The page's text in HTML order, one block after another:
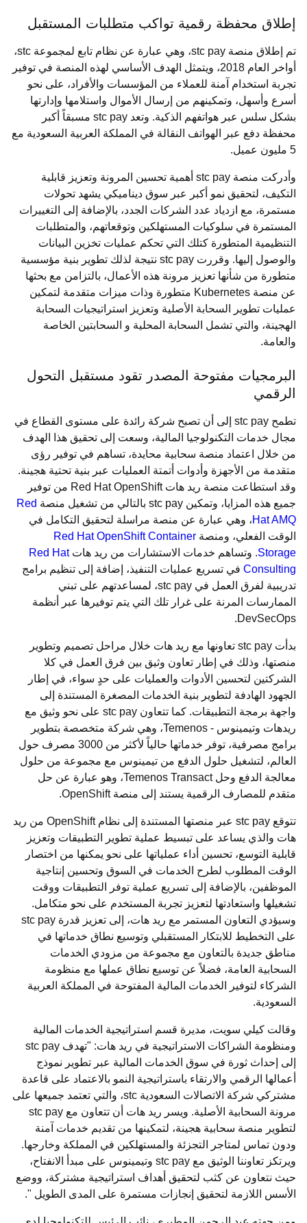
إطلاق محفظة رقمية تواكب متطلبات المستقبل
تم إطلاق منصة stc pay، وهي عبارة عن نظام تابع لمجموعة stc،
أواخر العام 2018، ويتمثل الهدف الأساسي لهذه المنصة في توفير
تجربة استخدام آمنة للعملاء من المؤسسات والأفراد، على نحو
أسرع وأسهل، وتمكينهم من إرسال الأموال واستلامها وإدارتها
بشكل سلس عبر هواتفهم الذكية. وتعد stc pay مسبقاً أكبر
محفظة دفع عبر الهواتف النقالة في المملكة العربية السعودية مع
5 مليون عميل.
وأدركت منصة stc pay أهمية تحسين المرونة وتعزيز قابلية
التكيف، لتحقيق نمو أكبر عبر سوق ديناميكي يشهد تحولات
مستمرة، مع ازدياد عدد الشركات الجدد، بالإضافة إلى التغييرات
المستمرة في سلوكيات المستهلكين وتوقعاتهم، والمتطلبات
التنظيمية المتطورة كتلك التي تحكم عمليات تخزين البيانات
والوصول إليها. وقررت stc pay نتيجة لذلك تطوير بنية مؤسسية
متطورة من شأنها تعزيز مرونة هذه الأعمال، بالتزامن مع بحثها
عن منصة Kubernetes متطورة وذات ميزات متقدمة لتمكين
عمليات تطوير السحابة الأصلية وتعزيز استراتيجيات السحابة
الهجينة، والتي تشمل السحابة المحلية و السحابتين الخاصة
والعامة.
البرمجيات مفتوحة المصدر تقود مستقبل التحول
الرقمي
تطمح stc pay إلى أن تصبح شركة رائدة على مستوى القطاع في
مجال خدمات التكنولوجيا المالية، وسعت إلى تحقيق هذا الهدف
من خلال اعتماد منصة سحابية محايدة، تساهم في توفير رؤى
متقدمة من الأجهزة وأدوات أتمتة العمليات عبر بنية تحتية هجينة.
وقد استطاعت منصة ريد هات Red Hat OpenShift من توفير
جميع هذه المزايا، وتمكين stc pay بالتالي من تشغيل منصة
Red
Hat AMQ، وهي عبارة عن منصة مراسلة لتحقيق التكامل في
الوقت الفعلي، ومنصةRed Hat OpenShift Container
Storage. وتساهم خدمات الاستشارات من ريد هاتRed Hat
Consulting في تسريع عمليات التنفيذ، إضافة إلى تنظيم برامج
تدريبية لفرق العمل في stc pay، لمساعدتهم على تبني
الممارسات المرنة على غرار تلك التي يتم توفيرها عبر أنظمة
DevSecOps.
بدأت stc pay تعاونها مع ريد هات خلال مراحل تصميم وتطوير
منصتها، وذلك في إطار تعاون وثيق بين فرق العمل في كلا
الشركتين لتحسين الأدوات والعمليات على حدٍ سواء، في إطار
الجهود الهادفة لتطوير بنية الخدمات المصغرة المستندة إلى
واجهة برمجة التطبيقات. كما تتعاون stc pay على نحو وثيق مع
ريدهات وتيمينوس - Temenos، وهي شركة متخصصة بتطوير
برامج مصرفية، توفر خدماتها حالياً لأكثر من 3000 مصرف حول
العالم، لتشغيل حلول الدفع من تيمينوس مع مجموعة من حلول
معالجة الدفع وحل Temenos Transact، وهو عبارة عن حل
متقدم للمصارف الرقمية يستند إلى منصة OpenShift.
تتوقع stc pay عبر منصتها المستندة إلى نظام OpenShift من ريد
هات والذي يساعد على تبسيط عملية تطوير التطبيقات وتعزيز
قابلية التوسع، تحسين أداء عملياتها على نحو يمكنها من اختصار
الوقت المطلوب لطرح الخدمات في السوق وتحسين إنتاجية
الموظفين، بالإضافة إلى تسريع عملية توفر التطبيقات ووقت
تشغيلها واستعادتها لتعزيز تجربة المستخدم على نحو متكامل.
وسيؤدي التعاون المستمر مع ريد هات، إلى تعزيز قدرة stc pay
على التخطيط للابتكار المستقبلي وتوسيع نطاق خدماتها في
مناطق جديدة بالتعاون مع مجموعة من مزودي الخدمات
السحابية العامة، فضلاً عن توسيع نطاق عملها مع منظومة
الشركاء لتوفير الخدمات المالية المفتوحة في المملكة العربية
السعودية.
وقالت كيلي سويت، مديرة قسم استراتيجية الخدمات المالية
ومنظومة الشراكات الاستراتيجية في ريد هات: "تهدف stc pay
إلى إحداث ثورة في سوق الخدمات المالية عبر تطوير نموذج
أعمالها الرقمي والارتقاء باستراتيجية النمو بالاعتماد على قاعدة
مشتركي شركة الاتصالات السعودية stc، والتي تعتمد جميعها على
مرونة السحابية الأصلية. ويسر ريد هات أن تتعاون مع stc pay
لتطوير منصة سحابية هجينة، لتمكينها من تقديم خدمات آمنة
ودون تماس لمتاجر التجزئة والمستهلكين في المملكة وخارجها.
ويرتكز تعاوننا الوثيق مع stc pay وتيمينوس على مبدأ الانفتاح،
حيث نتعاون عن كثب لتحقيق أهداف استراتيجية مشتركة، ووضع
الأسس اللازمة لتحقيق إنجازات مستمرة على المدى الطويل ".